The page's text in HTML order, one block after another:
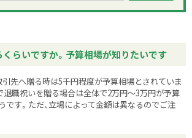
らいですか。予算相場が知りたいです
引先へ贈る時は5千円程度が予算相場とされていま
退職祝いを贈る場合は全体で2万円〜3万円が予算
です。ただ、立場によって金額は異なるのでご注